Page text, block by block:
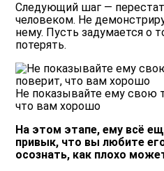
Следующий шаг —
человеком. Не
нему. Пусть задумается о
потерять.
Не показывайте ему свою
что вам хорошо
На этом этапе, ему всё
привык, что вы любите
осознать, как плохо